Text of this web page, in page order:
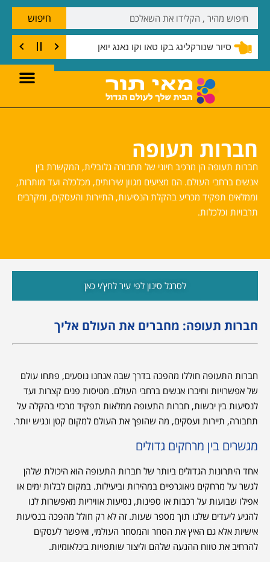
שנורקלינג בצוק קו טאו
חיפוש
חברות תעופה
חברות תעופה הן מרכיב חיוני של תחבורה גלובלית, המקשרת בין
אנשים ברחבי העולם. הם מציעים מגוון שירותים, מכלכלה ועד מותרות,
וממלאים תפקיד מכריע בהקלת הנסיעות, התיירות והעסקים, ומקרבים
תרבויות וכלכלות.
לסרגל סינון לפי עיר לחץ/י כאן
חברות תעופה: מחברים את העולם אליך
חברות התעופה חוללו מהפכה בדרך שבה אנחנו נוסעים, פתחו עולם
של אפשרויות וחיברו אנשים ברחבי העולם. מטיסות פנים קצרות ועד
לנסיעות בין יבשות, חברות התעופה ממלאות תפקיד מרכזי בהקלה על
תחבורה, תיירות ועסקים, מה שהופך את העולם למקום קטן ונגיש יותר.
מגשרים בין מרחקים גדולים
אחד היתרונות הגדולים ביותר של חברות התעופה הוא היכולת שלהן
לגשר על מרחקים גיאוגרפיים במהירות וביעילות. במקום לבלות ימים או
אפילו שבועות על רכבות או ספינות, נסיעות אוויריות מאפשרות לנו
להגיע ליעדים שלנו תוך מספר שעות. זה לא רק חולל מהפכה בנסיעות
אישיות אלא גם האיץ את הסחר והמסחר העולמי, ואיפשר לעסקים
להרחיב את טווח ההגעה שלהם וליצור שותפויות בינלאומיות.